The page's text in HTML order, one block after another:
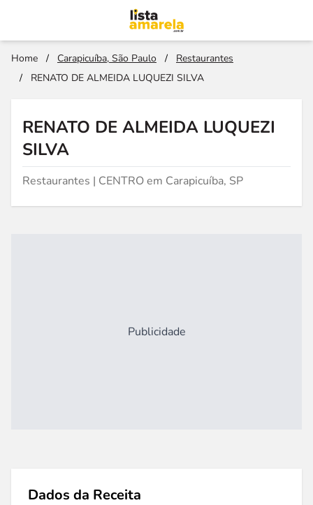
Home / Carapicuíba, São Paulo /
Restaurantes
/
RENATO DE ALMEIDA LUQUEZI SILVA
RENATO DE ALMEIDA LUQUEZI
SILVA
Restaurantes | CENTRO em Carapicuíba, SP
Publicidade
Dados da Receita